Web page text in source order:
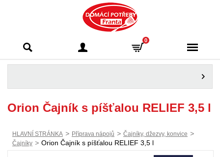
Franta - Příbram
0
Orion Čajník s píšťalou RELIEF 3,5 l
HLAVNÍ STRÁNKA > Příprava nápojů > Čajníky, džezvy, konvice >
Čajníky > Orion Čajník s píšťalou RELIEF 3,5 l